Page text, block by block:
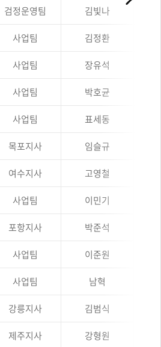
검정운영팀 김빛나
사업팀 김정환
사업팀 장유석
사업팀 박호균
사업팀 표세동
목포지사 임슬규
여수지사 고영철
사업팀 이민기
포항지사 박준석
사업팀 이준원
사업팀 남혁
강릉지사 김범식
제주지사 강형원